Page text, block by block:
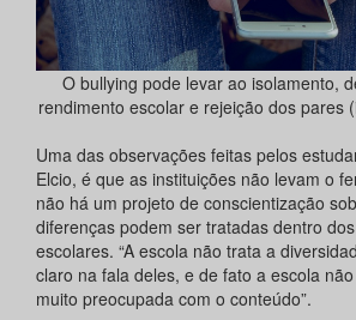
O bullying pode levar ao isolamento,
rendimento escolar e rejeição dos pares
Uma das observações feitas pelos
Elcio, é que as instituições não levam o
não há um projeto de conscientização
diferenças podem ser tratadas dentro
escolares. “A escola não trata a
claro na fala deles, e de fato a escola
muito preocupada com o conteúdo”.